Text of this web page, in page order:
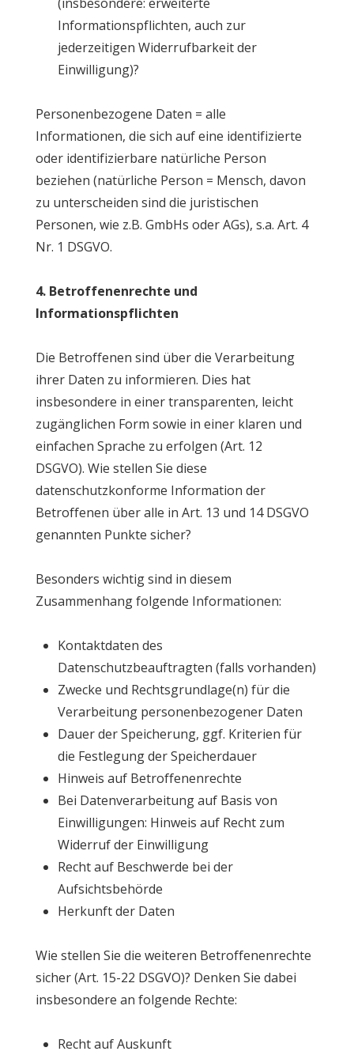
Informationspflichten, auch zur
jederzeitigen Widerrufbarkeit der
Einwilligung)?
Personenbezogene Daten = alle
Informationen, die sich auf eine identifizierte
oder identifizierbare natürliche Person
beziehen (natürliche Person = Mensch, davon
zu unterscheiden sind die juristischen
Personen, wie z.B. GmbHs oder AGs), s.a. Art. 4
Nr. 1 DSGVO.
4. Betroffenenrechte und
Informationspflichten
Die Betroffenen sind über die Verarbeitung
ihrer Daten zu informieren. Dies hat
insbesondere in einer transparenten, leicht
zugänglichen Form sowie in einer klaren und
einfachen Sprache zu erfolgen (Art. 12
DSGVO). Wie stellen Sie diese
datenschutzkonforme Information der
Betroffenen über alle in Art. 13 und 14 DSGVO
genannten Punkte sicher?
Besonders wichtig sind in diesem
Zusammenhang folgende Informationen:
Kontaktdaten des
Datenschutzbeauftragten (falls vorhanden)
Zwecke und Rechtsgrundlage(n) für die
Verarbeitung personenbezogener Daten
Dauer der Speicherung, ggf. Kriterien für
die Festlegung der Speicherdauer
Hinweis auf Betroffenenrechte
Bei Datenverarbeitung auf Basis von
Einwilligungen: Hinweis auf Recht zum
Widerruf der Einwilligung
Recht auf Beschwerde bei der
Aufsichtsbehörde
Herkunft der Daten
Wie stellen Sie die weiteren Betroffenenrechte
sicher (Art. 15-22 DSGVO)? Denken Sie dabei
insbesondere an folgende Rechte:
Recht auf Auskunft